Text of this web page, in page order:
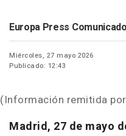
Europa Press
Miércoles, 27 mayo 2026
Publicado: 12:43
(Información remitida
Madrid, 27 de mayo